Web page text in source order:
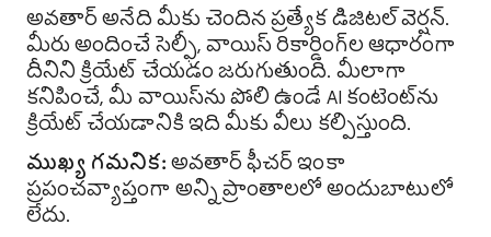
అవతార్ అనేది మీకు చెందిన ప్రత్యేక డిజిటల్ వెర్షన్.
మీరు అందించే సెల్ఫీ, వాయిస్ రికార్డింగ్‌ల ఆధారంగా
దీనిని క్రియేట్ చేయడం జరుగుతుంది. మీలాగా
కనిపించే, మీ వాయిస్‌ను పోలి ఉండే AI కంటెంట్‌ను
క్రియేట్ చేయడానికి ఇది మీకు వీలు కల్పిస్తుంది.
ముఖ్య గమనిక: అవతార్ ఫీచర్ ఇంకా
ప్రపంచవ్యాప్తంగా అన్ని ప్రాంతాలలో అందుబాటులో
లేదు.